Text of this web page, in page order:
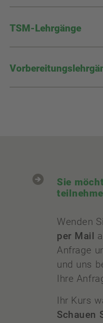
TSM-Lehrgänge
Sie
Wenden
per Mail
Anfrage
und uns
Ihre
Ihr Kurs
Schauen